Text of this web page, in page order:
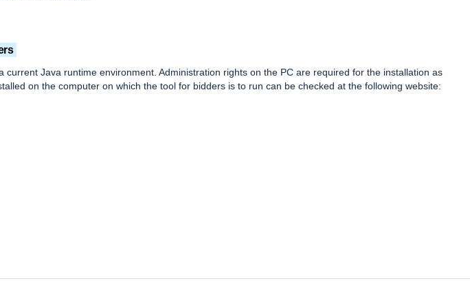
Java runtime environment. Administration rights on the PC are required for the installation as
on the computer on which the tool for bidders is to run can be checked at the following website: